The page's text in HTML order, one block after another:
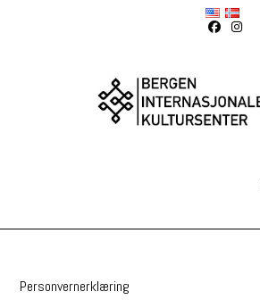
Personvernerklæring